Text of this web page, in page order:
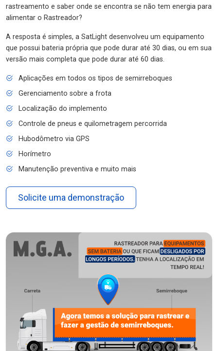
rastreamento e saber onde se encontra se não tem energia para
alimentar o Rastreador?
A resposta é simples, a SatLight desenvolveu um equipamento
que possui bateria própria que pode durar até 30 dias, ou em sua
versão mais completa que pode durar até 60 dias.
Aplicações em todos os tipos de semirreboques
Gerenciamento sobre a frota
Localização do implemento
Controle de pneus e quilometragem percorrida
Hubodômetro via GPS
Horímetro
Manutenção preventiva e muito mais
Solicite uma demonstração